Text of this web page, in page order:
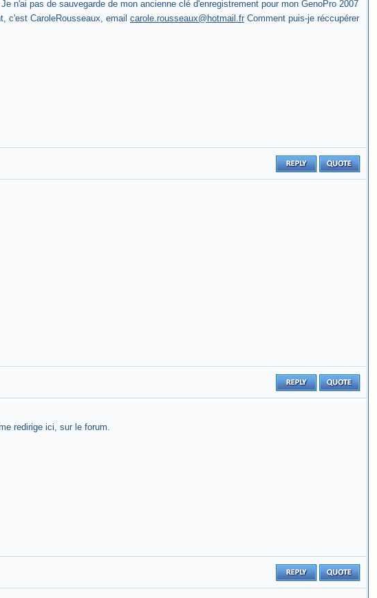
Je n'ai pas de sauvegarde de mon ancienne clé d'enregistrement pour mon GenoPro 2007
c'est CaroleRousseaux, email carole.rousseaux@hotmail.fr Comment puis-je réccupérer
redirige ici, sur le forum.